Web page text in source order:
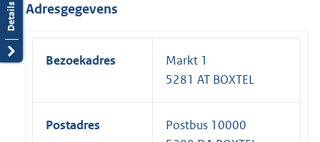
Adresgegevens
Bezoekadres
Markt 1
5281 AT BOXTEL
Postadres
Postbus 10000